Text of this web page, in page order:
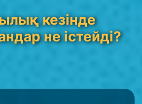
кезінде
не істейді?